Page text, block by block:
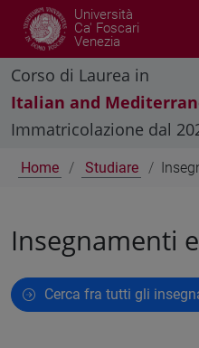
Università
Ca' Foscari
Venezia
Corso di Laurea in
Italian and
Immatricolazione dal
Home Studiare
Insegnamenti
Cerca fra tutti gli